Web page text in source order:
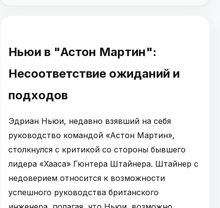
Ньюи в "Астон Мартин":
Несоответствие ожиданий и
подходов
Эдриан Ньюи, недавно взявший на себя
руководство командой «Астон Мартин»,
столкнулся с критикой со стороны бывшего
лидера «Хааса» Гюнтера Штайнера. Штайнер с
недоверием относится к возможности
успешного руководства британского